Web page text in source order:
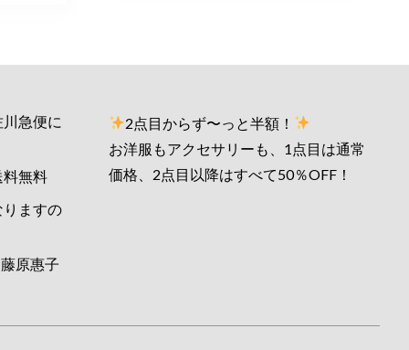
急便に
料無料
ますの
原惠子
2点目からず〜っと半額！
お洋服もアクセサリーも、1点目は通常
価格、2点目以降はすべて50％OFF！